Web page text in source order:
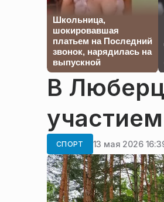
Школьница,
шокировавшая
платьем на Последний
звонок, нарядилась на
выпускной
В
СПОРТ 13 мая 2026